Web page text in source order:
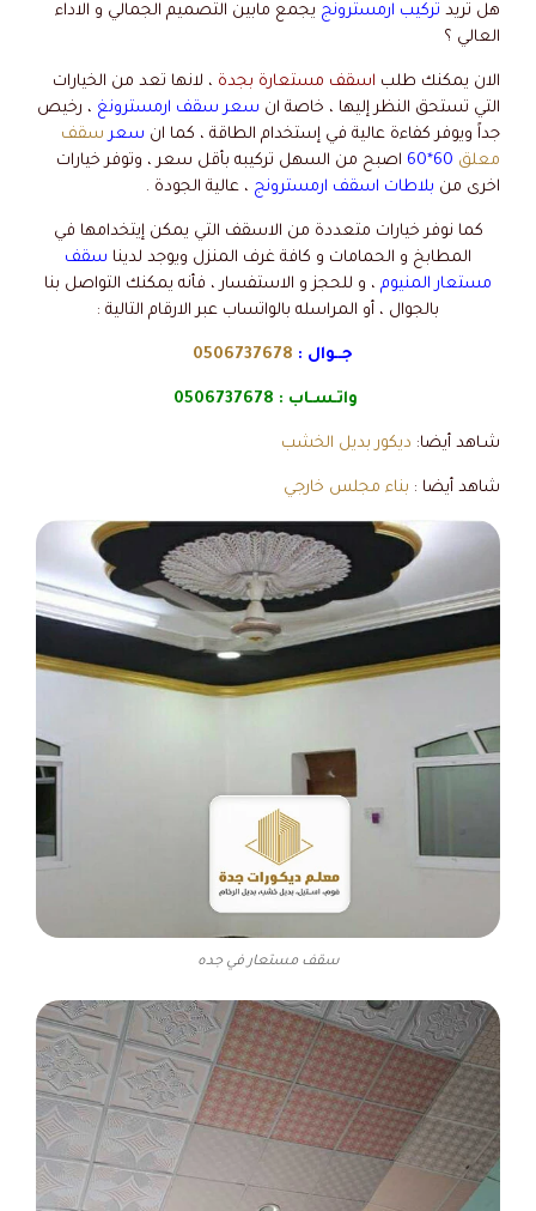
هل تريد تركيب ارمسترونج يجمع مابين التصميم الجمالي و الاداء
العالي ؟
الان يمكنك طلب اسقف مستعارة بجدة ، لانها تعد من الخيارات
التي تستحق النظر إليها ، خاصة ان سعر سقف ارمسترونغ ، رخيص
جداً ويوفر كفاءة عالية في إستخدام الطاقة ، كما ان سعر سقف
معلق
اصبح من السهل تركيبه بأقل سعر ، وتوفر خيارات
اخرى من بلاطات اسقف ارمسترونج ، عالية الجودة .
كما نوفر خيارات متعددة من الاسقف التي يمكن إيتخدامها في
المطابخ و الحمامات و كافة غرف المنزل ويوجد لدينا سقف
مستعار المنيوم ، و للحجز و الاستفسار ، فأنه يمكنك التواصل بنا
بالجوال ، أو المراسله بالواتساب عبر الارقام التالية :
جــوال : 0506737678
واتـسـاب : 0506737678
شـاهد أيضا: ديكور بديل الخشب
شاهد أيضا : بناء مجلس خارجي
سقف مستعار في جده